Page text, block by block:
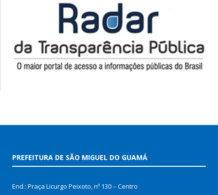
PREFEITURA DE SÃO MIGUEL DO GUAMÁ
End.: Praça Licurgo Peixoto, nº 130 – Centro